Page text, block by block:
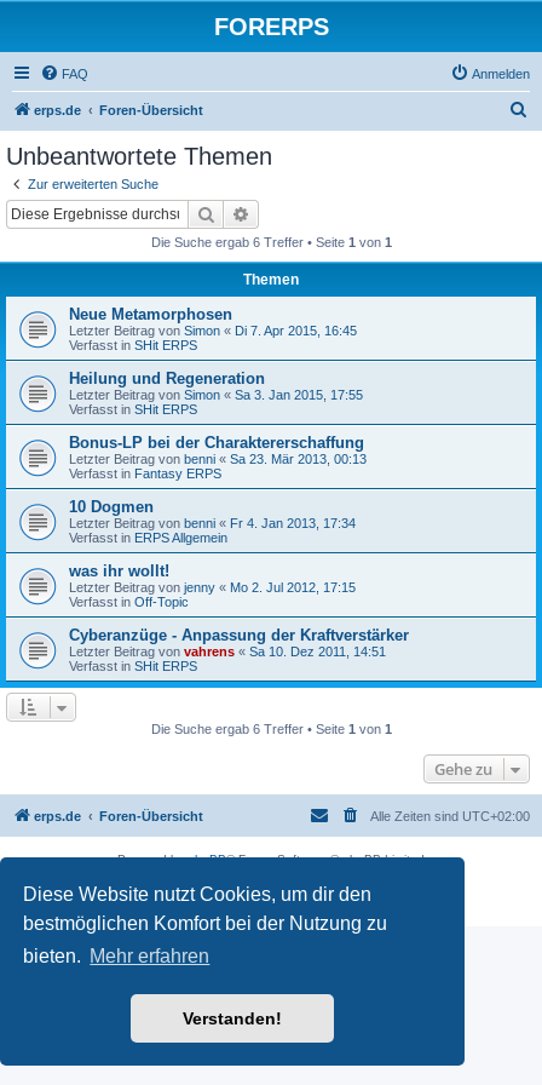
Diese Website nutzt Cookies, um dir den
bestmöglichen Komfort bei der Nutzung zu
bieten. Mehr erfahren
Verstanden!
FORERPS
FAQ Anmelden
erps.de Foren-Übersicht
Unbeantwortete Themen
Zur erweiterten Suche
Suche
Die Suche ergab 6 Treffer • Seite 1 von 1
Themen
Neue Metamorphosen
Letzter Beitrag von Simon « Di 7. Apr 2015, 16:45
Verfasst in SHit ERPS
Heilung und Regeneration
Letzter Beitrag von Simon « Sa 3. Jan 2015, 17:55
Verfasst in SHit ERPS
Bonus-LP bei der Charaktererschaffung
Letzter Beitrag von benni « Sa 23. Mär 2013, 00:13
Verfasst in Fantasy ERPS
10 Dogmen
Letzter Beitrag von benni « Fr 4. Jan 2013, 17:34
Verfasst in ERPS Allgemein
was ihr wollt!
Letzter Beitrag von jenny « Mo 2. Jul 2012, 17:15
Verfasst in Off-Topic
Cyberanzüge - Anpassung der Kraftverstärker
Letzter Beitrag von vahrens « Sa 10. Dez 2011, 14:51
Verfasst in SHit ERPS
Die Suche ergab 6 Treffer • Seite 1 von 1
Gehe zu
erps.de Foren-Übersicht Alle Zeiten sind UTC+02:00
Powered byphpBB® Forum Software © phpBB Limited
PRIVACY_LINK| TERMS_LINK